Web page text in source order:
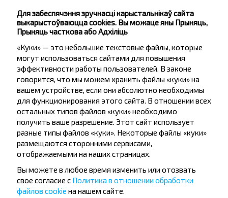
Гродно
Жмаки, Узденский р-н МИНСКАЯ ОБЛ.
Гродно
Купіць
Папулярныя напрамкі з горада
Щучин
Щучин
Мінск
Щучин
Купіць
Для забеспячэння зручнасці карыстальнікаў сайта
выкарыстоўваюцца cookies. Вы можаце яны Прыняць,
Прыняць часткова або Адхіліць
«Куки» — это небольшие текстовые файлы, которые
могут использоваться сайтами для повышения
эффективности работы пользователей. В законе
говорится, что мы можем хранить файлы «куки» на
вашем устройстве, если они абсолютно необходимы
для функционирования этого сайта. В отношении всех
остальных типов файлов «куки» необходимо
получить ваше разрешение. Этот сайт использует
разные типы файлов «куки». Некоторые файлы «куки»
размещаются сторонними сервисами,
отображаемыми на наших страницах.
Вы можете в любое время изменить или отозвать
свое согласие с Политика в отношении обработки
файлов cookie на нашем сайте.